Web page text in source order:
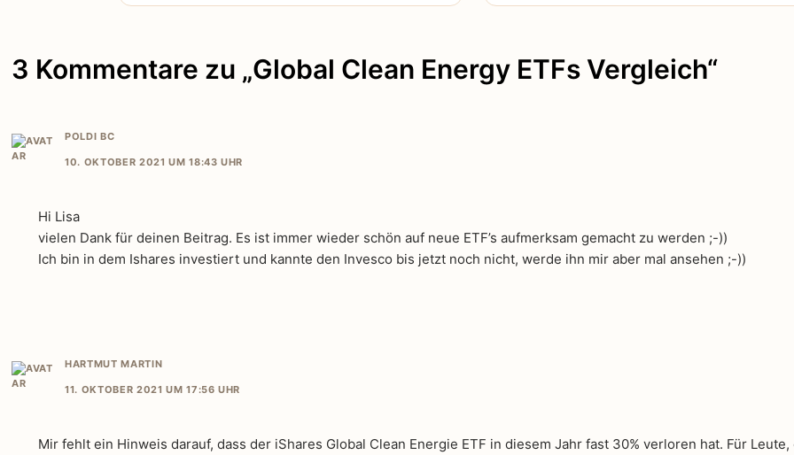
3 Kommentare zu „Global Clean Energy ETFs Vergleich“
POLDI BC
10. OKTOBER 2021 UM 18:43 UHR
Hi Lisa
vielen Dank für deinen Beitrag. Es ist immer wieder schön auf neue ETF’s aufmerksam gemacht zu werden ;-))
Ich bin in dem Ishares investiert und kannte den Invesco bis jetzt noch nicht, werde ihn mir aber mal ansehen ;-))
HARTMUT MARTIN
11. OKTOBER 2021 UM 17:56 UHR
Mir fehlt ein Hinweis darauf, dass der iShares Global Clean Energie ETF in diesem Jahr fast 30% verloren hat. Für Leute,